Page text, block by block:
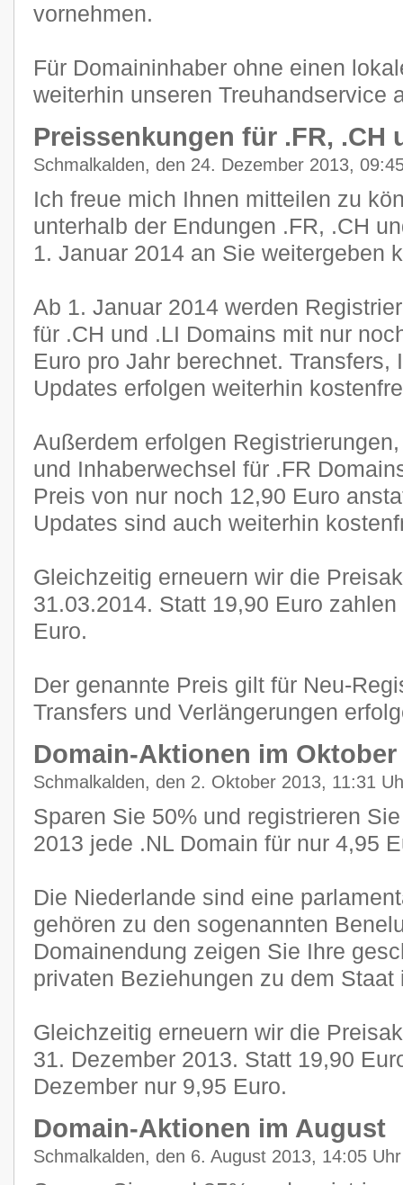
vornehmen.
Für Domaininhaber ohne einen
weiterhin unseren Treuhandservice
Preissenkungen für .FR, .CH
Schmalkalden, den 24. Dezember 2013,
Ich freue mich Ihnen mitteilen zu
unterhalb der Endungen .FR, .CH
1. Januar 2014 an Sie weitergeben
Ab 1. Januar 2014 werden
für .CH und .LI Domains mit nur
Euro pro Jahr berechnet. Transfers,
Updates erfolgen weiterhin
Außerdem erfolgen
und Inhaberwechsel für .FR
Preis von nur noch 12,90 Euro
Updates sind auch weiterhin
Gleichzeitig erneuern wir die
31.03.2014. Statt 19,90 Euro
Euro.
Der genannte Preis gilt für Neu-
Transfers und Verlängerungen
Domain-Aktionen im Oktober
Schmalkalden, den 2. Oktober 2013, 11:31
Sparen Sie 50% und registrieren
2013 jede .NL Domain für nur 4,95
Die Niederlande sind eine
gehören zu den sogenannten
Domainendung zeigen Sie Ihre
privaten Beziehungen zu dem Staat
Gleichzeitig erneuern wir die
31. Dezember 2013. Statt 19,90
Dezember nur 9,95 Euro.
Domain-Aktionen im August
Schmalkalden, den 6. August 2013, 14:05 Uhr